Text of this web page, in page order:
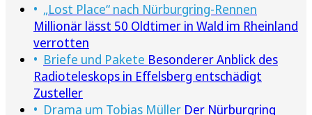
„Lost Place“ nach Nürburgring-Rennen
Millionär lässt 50 Oldtimer in Wald im Rheinland
verrotten
Briefe und Pakete Besonderer Anblick des
Radioteleskops in Effelsberg entschädigt
Zusteller
Drama um Tobias Müller Der Nürburgring